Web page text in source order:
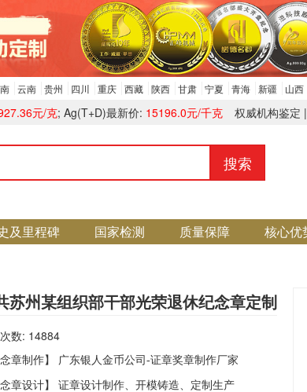
云南 贵州 四川 重庆 西藏 陕西 甘肃 宁夏 青海 新疆 山西
权威机构鉴定
元/克; Ag(T+D)最新价: 15196.0元/千克
搜索
及里程碑 国家检测 质量保障 核心优
苏州某组织部干部光荣退休纪念章定制
数: 14884
念章制作】 广东银人金币公司-证章奖章制作厂家
念章设计】 证章设计制作、开模铸造、定制生产